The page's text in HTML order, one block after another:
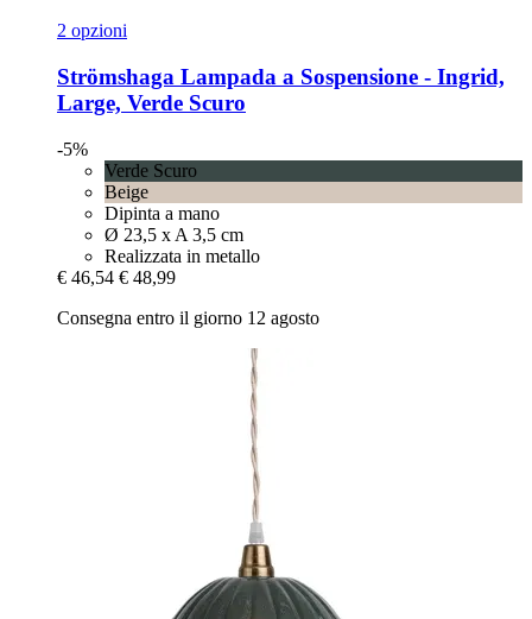
2 opzioni
Strömshaga Lampada a Sospensione -​ Ingrid,
Large, Verde Scuro
-5%
Verde Scuro
Beige
Dipinta a mano
Ø 23,5 x A 3,5 cm
Realizzata in metallo
€ 46,54 € 48,99
Consegna entro il giorno 12 agosto